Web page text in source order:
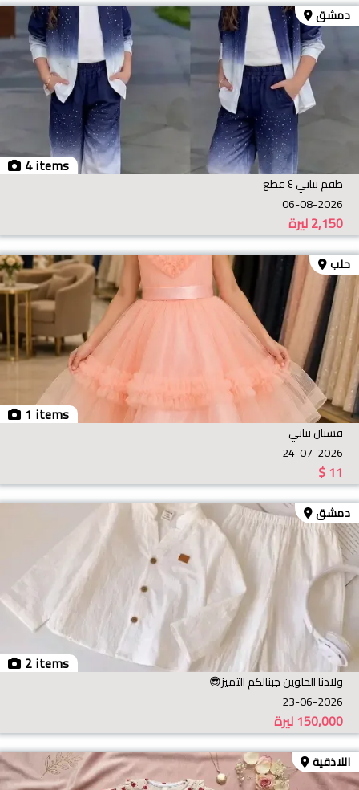
4 items
دمشق
طقم بناتي ٤ قطع
06-08-2026
ليرة2,150
1 items
حلب
فستان بناتي
24-07-2026
$11
2 items
دمشق
ولادنا الحلوين جبنالكم التميز😎
23-06-2026
ليرة150,000
اللاذقية